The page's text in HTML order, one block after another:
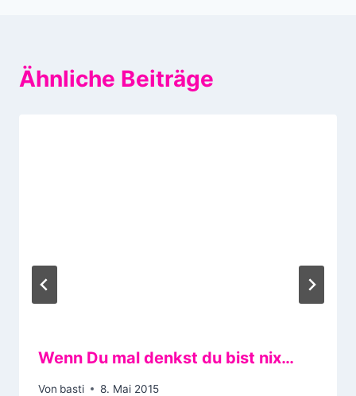
Ähnliche Beiträge
Wenn Du mal denkst du bist nix…
Von basti 8. Mai 2015